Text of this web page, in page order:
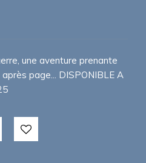
une aventure prenante
page... DISPONIBLE A